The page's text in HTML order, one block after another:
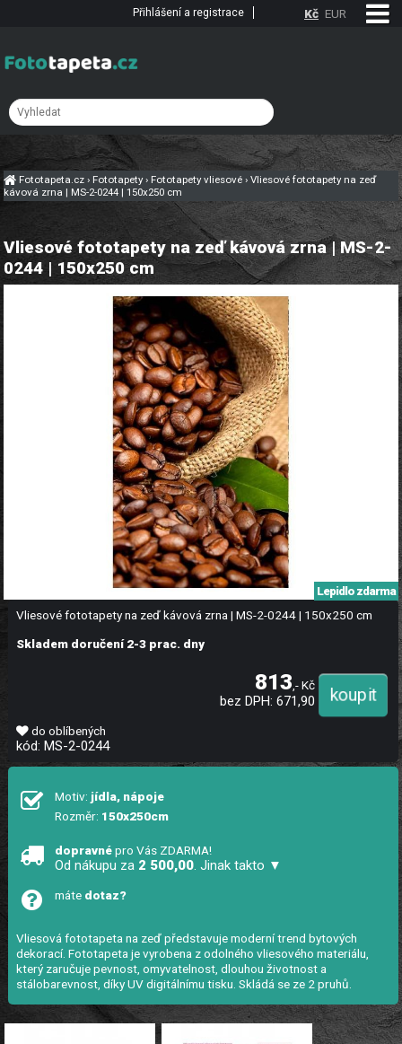
Fototapeta.cz› Fototapety› Fototapety vliesové ›Vliesové fototapety na zeď
kávová zrna | MS-2-0244 | 150x250 cm
Vliesové fototapety na zeď kávová zrna | MS-2-
0244 | 150x250 cm
Vliesové fototapety na zeď kávová zrna | MS-2-0244 | 150x250 cm
Lepidlo zdarma
Skladem doručení 2-3 prac. dny
813,- Kč
bez DPH: 671,90
do oblíbených
kód: MS-2-0244
Motiv: jídla, nápoje
Rozměr: 150x250cm
dopravnépro Vás ZDARMA!
Od nákupu za 2 500,00. Jinak takto ▼
máte dotaz?
Vliesová fototapeta na zeď představuje moderní trend bytových
dekorací. Fototapeta je vyrobena z odolného vliesového materiálu,
který zaručuje pevnost, omyvatelnost, dlouhou životnost a
stálobarevnost, díky UV digitálnímu tisku. Skládá se ze 2 pruhů.
Kč EUR
Přihlášení a registrace